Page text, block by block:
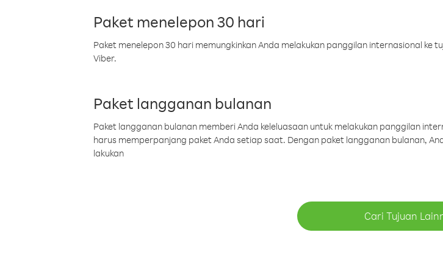
Paket menelepon 30 hari
Paket menelepon 30 hari memungkinkan Anda melakukan panggilan internasional ke
Viber.
Paket langganan bulanan
Paket langganan bulanan memberi Anda keleluasaan untuk melakukan panggilan
harus memperpanjang paket Anda setiap saat. Dengan paket langganan bulanan,
lakukan
Cari Tujuan